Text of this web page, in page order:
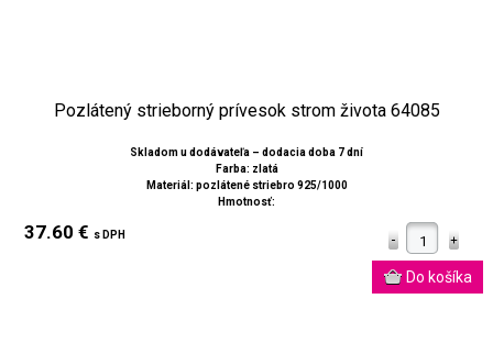
Pozlátený strieborný prívesok strom života 64085
Skladom u dodávateľa – dodacia doba 7 dní
Farba: zlatá
Materiál: pozlátené striebro 925/1000
Hmotnosť:
37.60 € s DPH